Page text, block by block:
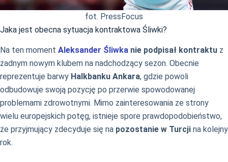
fot. PressFocus
Jaka jest obecna sytuacja kontraktowa Śliwki?
Na ten moment Aleksander Śliwka nie podpisał kontraktu z
żadnym nowym klubem na nadchodzący sezon. Obecnie
reprezentuje barwy Halkbanku Ankara, gdzie powoli
odbudowuje swoją pozycję po przerwie spowodowanej
problemami zdrowotnymi. Mimo zainteresowania ze strony
wielu europejskich potęg, istnieje spore prawdopodobieństwo,
że przyjmujący zdecyduje się na pozostanie w Turcji na kolejny
rok.